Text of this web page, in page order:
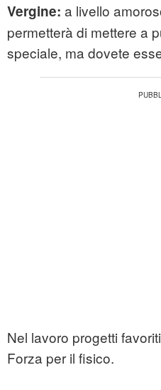
Vergine: a livello
permetterà di mettere a
speciale, ma dovete
Nel lavoro progetti
Forza per il fisico.